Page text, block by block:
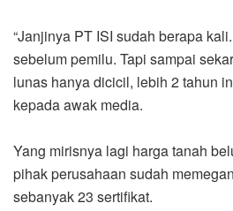
“Janjinya PT ISI sudah berapa
sebelum pemilu. Tapi sampai
lunas hanya dicicil, lebih 2 tahun
kepada awak media.
Yang mirisnya lagi harga tanah
pihak perusahaan sudah
sebanyak 23 sertifikat.